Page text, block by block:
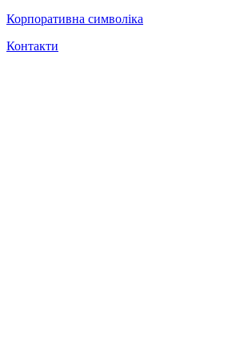
Корпоративна символіка
Контакти